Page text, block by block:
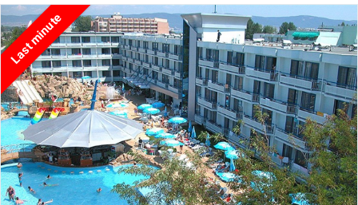
Last minute